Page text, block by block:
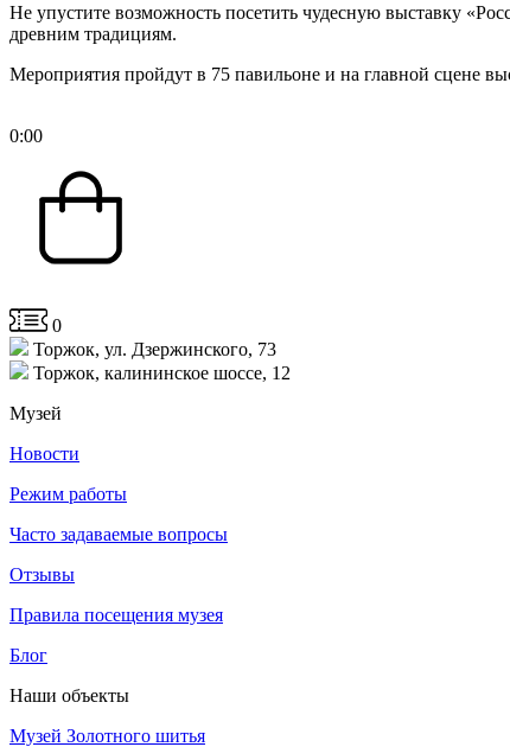
Не упустите возможность посетить чудесную выставку
древним традициям.
Мероприятия пройдут в 75 павильоне и на главной сцене
0:00
0
Торжок, ул. Дзержинского, 73
Торжок, калининское шоссе, 12
Музей
Новости
Режим работы
Часто задаваемые вопросы
Отзывы
Правила посещения музея
Блог
Наши объекты
Музей Золотного шитья